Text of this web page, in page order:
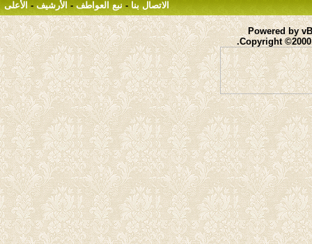
الاتصال بنا - نبع العواطف - الأرشيف - الأعلى
Powered by
Copyright